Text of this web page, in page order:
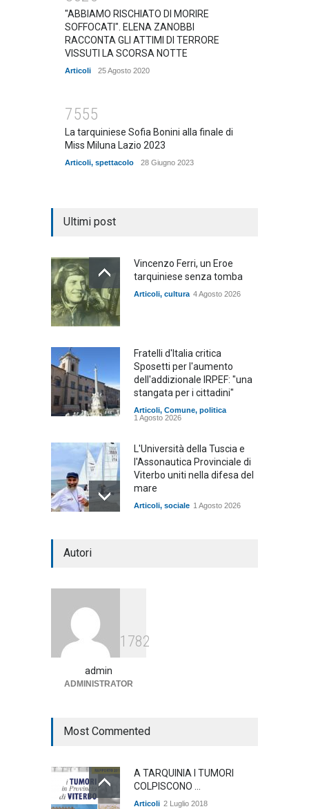
"ABBIAMO RISCHIATO DI MORIRE
SOFFOCATI". ELENA ZANOBBI
RACCONTA GLI ATTIMI DI TERRORE
VISSUTI LA SCORSA NOTTE
Articoli 25 Agosto 2020
7555
La tarquiniese Sofia Bonini alla finale di
Miss Miluna Lazio 2023
Articoli, spettacolo 28 Giugno 2023
Ultimi post
Vincenzo Ferri, un Eroe
tarquiniese senza tomba
Articoli, cultura 4 Agosto 2026
Fratelli d'Italia critica
Sposetti per l'aumento
dell'addizionale IRPEF: "una
stangata per i cittadini"
Articoli, Comune, politica
1 Agosto 2026
L'Università della Tuscia e
l'Assonautica Provinciale di
Viterbo uniti nella difesa del
mare
Articoli, sociale 1 Agosto 2026
arrivano i pagamenti PAC, la
Autori
1782
admin
ADMINISTRATOR
Most Commented
A TARQUINIA I TUMORI
COLPISCONO ...
Articoli 2 Luglio 2018